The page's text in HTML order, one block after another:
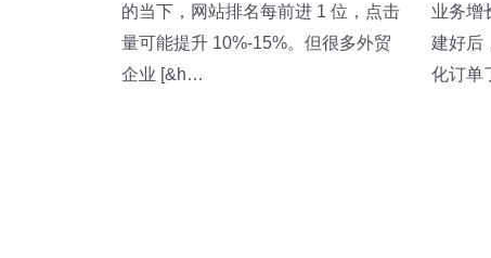
的当下，网站排名每前进 1 位，点击
量可能提升 10%-15%。但很多外贸
企业 [&h…
业务增
建好后
化订单